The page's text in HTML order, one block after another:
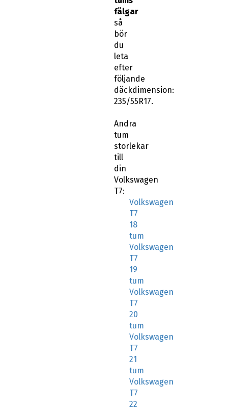
fälgar
så
bör
du
leta
efter
följande
däckdimension:
235/55R17.
Andra
tum
storlekar
till
din
Volkswagen
T7:
Volkswagen
T7
18
tum
Volkswagen
T7
19
tum
Volkswagen
T7
20
tum
Volkswagen
T7
21
tum
Volkswagen
T7
22